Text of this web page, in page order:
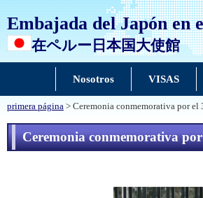
Embajada del Japón en
在ペルー日本国大使館
Nosotros VISAS
primera página > Ceremonia conmemorativa por
Ceremonia conmemorativa